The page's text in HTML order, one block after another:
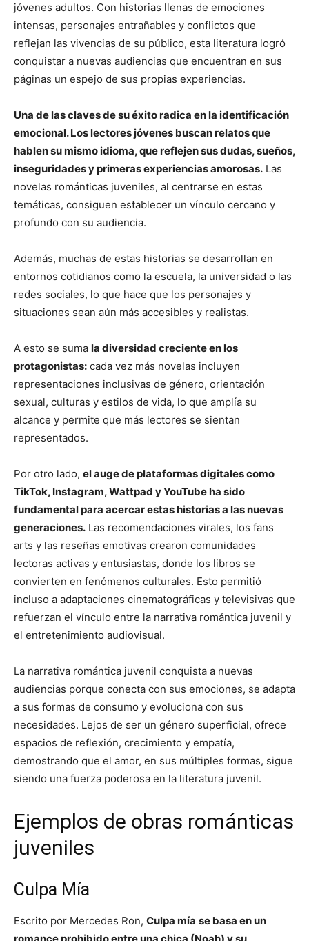
jóvenes adultos. Con historias llenas de emociones
intensas, personajes entrañables y conflictos que
reflejan las vivencias de su público, esta literatura logró
conquistar a nuevas audiencias que encuentran en sus
páginas un espejo de sus propias experiencias.
Una de las claves de su éxito radica en la identificación
emocional. Los lectores jóvenes buscan relatos que
hablen su mismo idioma, que reflejen sus dudas, sueños,
inseguridades y primeras experiencias amorosas. Las
novelas románticas juveniles, al centrarse en estas
temáticas, consiguen establecer un vínculo cercano y
profundo con su audiencia.
Además, muchas de estas historias se desarrollan en
entornos cotidianos como la escuela, la universidad o las
redes sociales, lo que hace que los personajes y
situaciones sean aún más accesibles y realistas.
A esto se suma la diversidad creciente en los
protagonistas: cada vez más novelas incluyen
representaciones inclusivas de género, orientación
sexual, culturas y estilos de vida, lo que amplía su
alcance y permite que más lectores se sientan
representados.
Por otro lado, el auge de plataformas digitales como
TikTok, Instagram, Wattpad y YouTube ha sido
fundamental para acercar estas historias a las nuevas
generaciones. Las recomendaciones virales, los fans
arts y las reseñas emotivas crearon comunidades
lectoras activas y entusiastas, donde los libros se
convierten en fenómenos culturales. Esto permitió
incluso a adaptaciones cinematográficas y televisivas que
refuerzan el vínculo entre la narrativa romántica juvenil y
el entretenimiento audiovisual.
La narrativa romántica juvenil conquista a nuevas
audiencias porque conecta con sus emociones, se adapta
a sus formas de consumo y evoluciona con sus
necesidades. Lejos de ser un género superficial, ofrece
espacios de reflexión, crecimiento y empatía,
demostrando que el amor, en sus múltiples formas, sigue
siendo una fuerza poderosa en la literatura juvenil.
Ejemplos de obras románticas
juveniles
Culpa Mía
Escrito por Mercedes Ron, Culpa mía se basa en un